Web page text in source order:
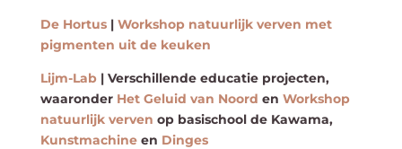
De Hortus | Workshop natuurlijk verven met
pigmenten uit de keuken
Lijm-Lab| Verschillende educatie projecten,
waaronder Het Geluid van Noord en Workshop
natuurlijk verven op basischool de Kawama,
Kunstmachineen Dinges